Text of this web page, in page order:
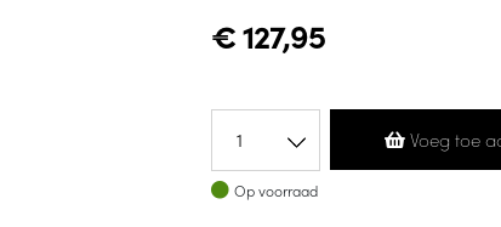
€127,95
Voeg toe
Op voorraad
Op voorraad